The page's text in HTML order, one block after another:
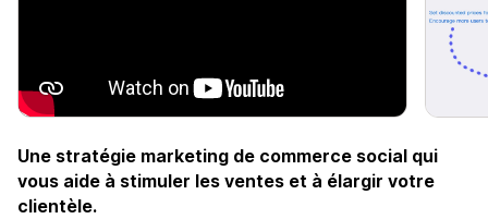
Une stratégie marketing de commerce social qui
vous aide à stimuler les ventes et à élargir votre
clientèle.